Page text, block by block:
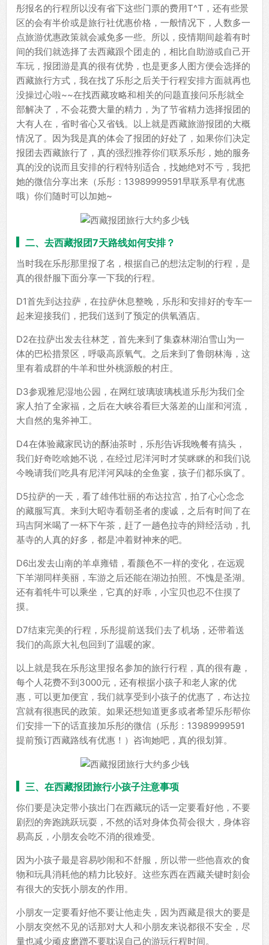
彤报名的行程所以没有省下这些门票的费用T^T，还有些景
区的会有半价或是旅行社优惠价格，一般情况下，人数多一
点旅游优惠政策就会减免多一些。所以，疫情期间趁着有时
间的我们就选择了去西藏跟个团走的，相比自助游或自己开
车玩，报团游是真的很有优势，也是更多人图方便会选择的
西藏旅行方式，我在找了乐彤之后关于行程安排方面就再也
没操过心啦~~在找西藏攻略和相关的问题直接问乐彤就全
部解决了，不会花费大量的精力，为了节省精力选择报团的
大有人在，省时省心又省钱。以上就是西藏旅游报团的大概
情况了。因为我是真的体会了报团的好处了，如果你们决定
报团去西藏旅行了，真的强烈推荐你们联系乐彤，她的服务
真的没的说而且安排的行程特别适合，找她绝对不亏，我把
她的微信分享出来（乐彤：13989999591早联系早有优惠
哦）你们随时可以加她~
二、去西藏报团7天路线如何安排？
当时我在乐彤那里报了名，根据自己的想法定制的行程，是
真的很舒服下面分享一下我的行程。
D1首先到达拉萨，在拉萨休息整晚，乐彤和安排好的专车一
起来迎接我们，把我们送到了预定的供氧酒店。
D2在拉萨出发去往林芝，首先来到了集森林湖泊雪山为一
体的巴松措景区，呼吸高原氧气。之后来到了鲁朗林海，这
里有着成群的牛羊和世外桃源般的村庄。
D3参观雅尼湿地公园，在网红玻璃玻璃栈道乐彤为我们全
家人拍了全家福，之后在大峡谷看巨大落差的山崖和河流，
大自然的鬼斧神工。
D4在体验藏家民访的酥油茶时，乐彤告诉我晚餐有搞头，
我们好奇吃啥她不说，在经过尼洋河时才笑眯眯的和我们说
今晚请我们吃具有尼洋河风味的全鱼宴，孩子们都乐疯了。
D5拉萨的一天，看了雄伟壮丽的布达拉宫，拍了心心念念
的藏服写真。来到大昭寺看朝圣者的虔诚，之后有时间了在
玛吉阿米喝了一杯下午茶，赶了一趟色拉寺的辩经活动，扎
基寺的人真的好多，都是冲着财神来的吧。
D6出发去山南的羊卓雍错，看颜色不一样的变化，在远观
下羊湖同样美丽，车游之后还能在湖边拍照。不愧是圣湖。
还有着牦牛可以乘坐，它真的好乖，小宝贝也忍不住摸了
摸。
D7结束完美的行程，乐彤提前送我们去了机场，还带着送
我们的高原大礼包回到了温暖的家。
以上就是我在乐彤这里报名参加的旅行行程，真的很有趣，
每个人花费不到3000元，还有根据小孩子和老人家的优
惠，可以更加便宜，我们就享受到小孩子的优惠了，布达拉
宫就有很惠民的政策。如果还想知道更多或者希望乐彤帮你
们安排一下的话直接加乐彤的微信（乐彤：13989999591
提前预订西藏路线有优惠！）咨询她吧，真的很划算。
三、在西藏报团旅行小孩子注意事项
你们要是决定带小孩出门在西藏玩的话一定要看好他，不要
剧烈的奔跑跳跃玩耍，不然的话对身体负荷会很大，身体容
易高反，小朋友会吃不消的很难受。
因为小孩子最是容易吵闹和不舒服，所以带一些他喜欢的食
物和玩具消耗他的精力比较好。这些东西在西藏关键时刻会
有很大的安抚小朋友的作用。
小朋友一定要看好他不要让他走失，因为西藏是很大的要是
小朋友突然不见的话那对大人和小朋友来说都很不安全，尽
量也减少顽皮磨蹭不要耽误自己的游玩行程时间。